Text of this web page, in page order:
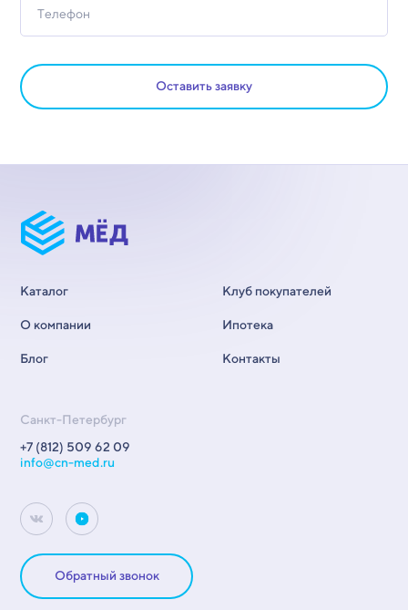
Оставить заявку
Каталог
О компании
Блог
Клуб покупателей
Ипотека
Контакты
Санкт-Петербург
+7 (812) 509 62 09
info@cn-med.ru
Обратный звонок